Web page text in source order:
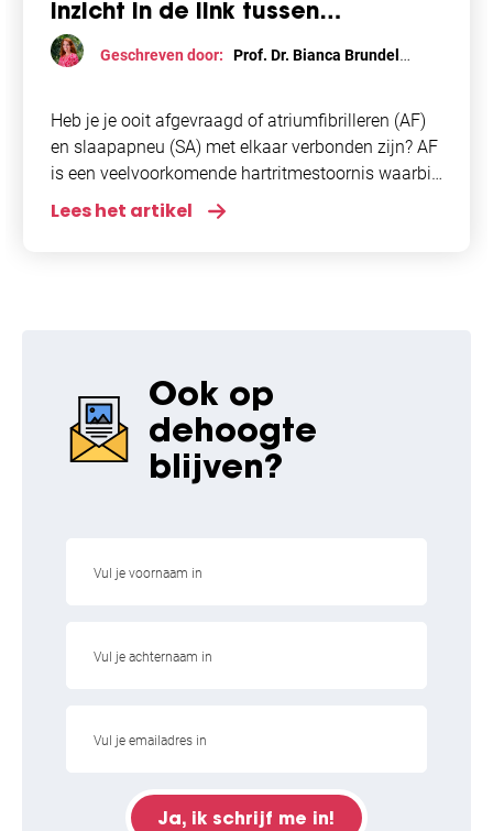
inzicht in de link tussen
atriumfibrilleren en slaapapneu
Geschreven door:
Prof. Dr. Bianca Brundel
Heb je je ooit afgevraagd of atriumfibrilleren (AF)
en slaapapneu (SA) met elkaar verbonden zijn? AF
is een veelvoorkomende hartritmestoornis waarbij
abnormale elektrische impulsen in de boezems
Lees het artikel
Ook op
dehoogte
blijven?
Ja, ik schrijf me in!